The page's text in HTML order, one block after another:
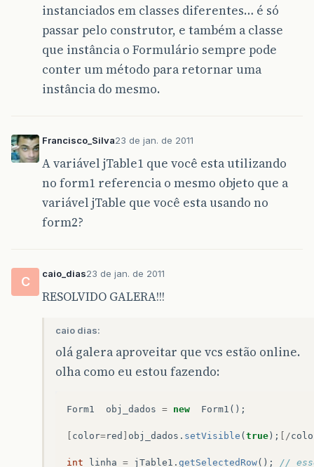
instanciados em classes diferentes… é só
passar pelo construtor, e também a classe
que instância o Formulário sempre pode
conter um método para retornar uma
instância do mesmo.
Francisco_Silva23 de jan. de 2011
A variável jTable1 que você esta utilizando
no form1 referencia o mesmo objeto que a
variável jTable que você esta usando no
form2?
C
caio_dias23 de jan. de 2011
RESOLVIDO GALERA!!!
caio dias:
olá galera aproveitar que vcs estão online.
olha como eu estou fazendo:
Form1 obj_dados = new Form1 ();
color=red obj_dados . setVisible ( true ); [/
int linha = jTable1 . getSelectedRow(); //